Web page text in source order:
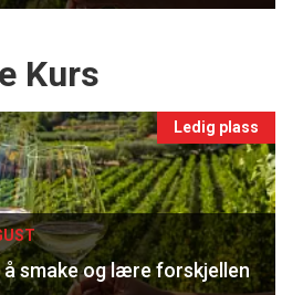
Kurs
Ledig plass
smake og lære forskjellen